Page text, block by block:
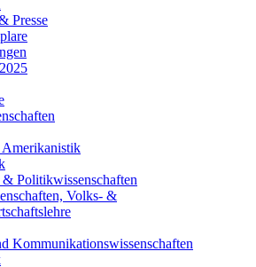
Presse
& Politikwissenschaften
Volks- &
Kommunikationswissenschaften